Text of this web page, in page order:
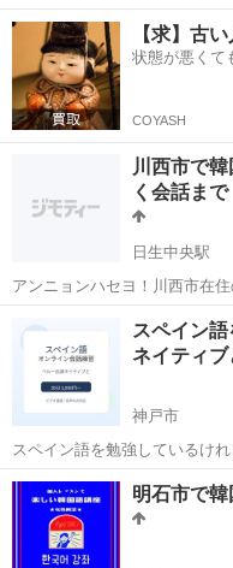
やってみたい」という方も歓
30分〜1時間程度。 あなたの
分 600円 1時間 ...
兵庫 西宮市 甲子園口
【求】古
状態が悪くて
COYASH
川西市で
く会話まで
日生中央駅
アンニョンハセヨ！川西市在住の韓国人です
ど、文法が整理できなくて不
な韓国語で楽しくおしゃべり
かな基礎」と「生きた会話...
日生中央
スペイン
ネイティ
神戸市
スペイン語を勉強しているけ
ルー出身・ペルー在住のネイ
語を使う練習をしてみませんか？ このサービスは、文法を細か
る授業ではなく、 「実際...
兵庫 神戸市 スペイン
明石市で